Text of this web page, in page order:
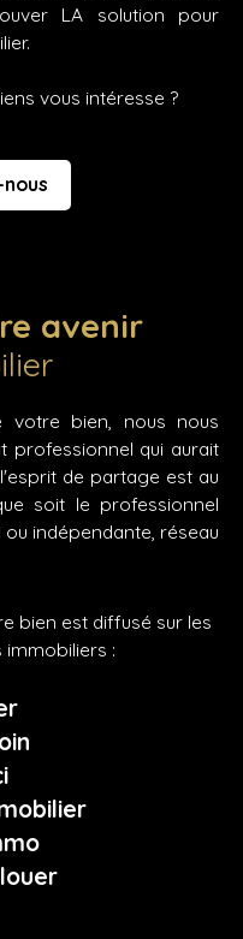
LA solution pour
vous intéresse ?
avenir
votre bien, nous nous
professionnel qui aurait
de partage est au
soit le professionnel
indépendante, réseau
bien est diffusé sur les
: